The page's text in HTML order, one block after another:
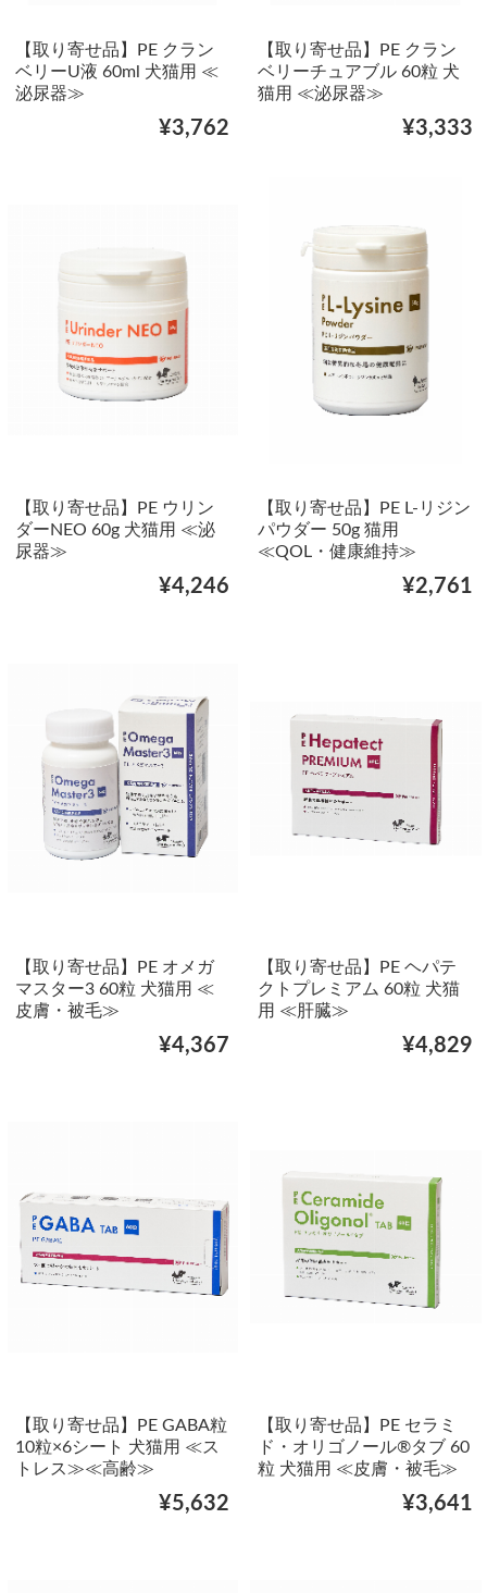
【取り寄せ品】PE クラン
ベリーU液 60ml 犬猫用 ≪
泌尿器≫
¥3,762
【取り寄せ品】PE クラン
ベリーチュアブル 60粒 犬
猫用 ≪泌尿器≫
¥3,333
【取り寄せ品】PE ウリン
ダーNEO 60g 犬猫用 ≪泌
尿器≫
¥4,246
【取り寄せ品】PE L-リジン
パウダー 50g 猫用
≪QOL・健康維持≫
¥2,761
【取り寄せ品】PE オメガ
マスター3 60粒 犬猫用 ≪
皮膚・被毛≫
¥4,367
【取り寄せ品】PE ヘパテ
クトプレミアム 60粒 犬猫
用 ≪肝臓≫
¥4,829
【取り寄せ品】PE GABA粒
10粒×6シート 犬猫用 ≪ス
トレス≫≪高齢≫
¥5,632
【取り寄せ品】PE セラミ
ド・オリゴノール®タブ 60
粒 犬猫用 ≪皮膚・被毛≫
¥3,641